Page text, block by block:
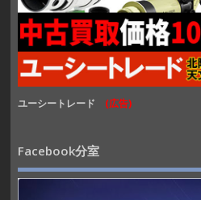
ユーシートレード (広告)
Facebook分室